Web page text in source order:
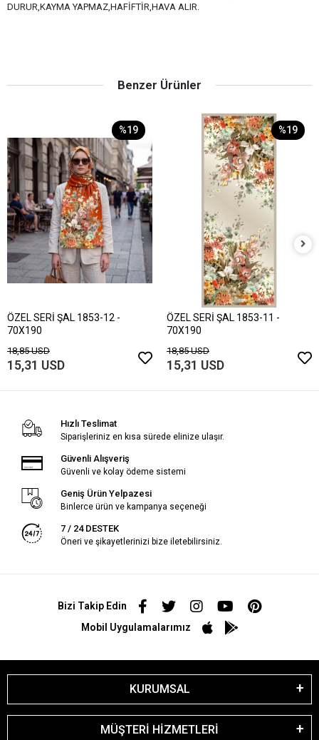
DURUR,KAYMA YAPMAZ,HAFİFTİR,HAVA ALIR.
Benzer Ürünler
%19
ÖZEL SERİ ŞAL 1853-12 -
70X190
18,85 USD
15,31 USD
%19
ÖZEL SERİ ŞAL 1853-11 -
70X190
18,85 USD
15,31 USD
Hızlı Teslimat
Siparişleriniz en kısa sürede elinize ulaşır.
Güvenli Alışveriş
Güvenli ve kolay ödeme sistemi
Geniş Ürün Yelpazesi
Binlerce ürün ve kampanya seçeneği
7 / 24 DESTEK
Öneri ve şikayetlerinizi bize iletebilirsiniz.
Bizi Takip Edin
Mobil Uygulamalarımız
KURUMSAL
MÜŞTERİ HİZMETLERİ